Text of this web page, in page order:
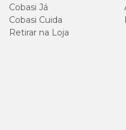
Cobasi Já
Cobasi Cuida
Retirar na Loja